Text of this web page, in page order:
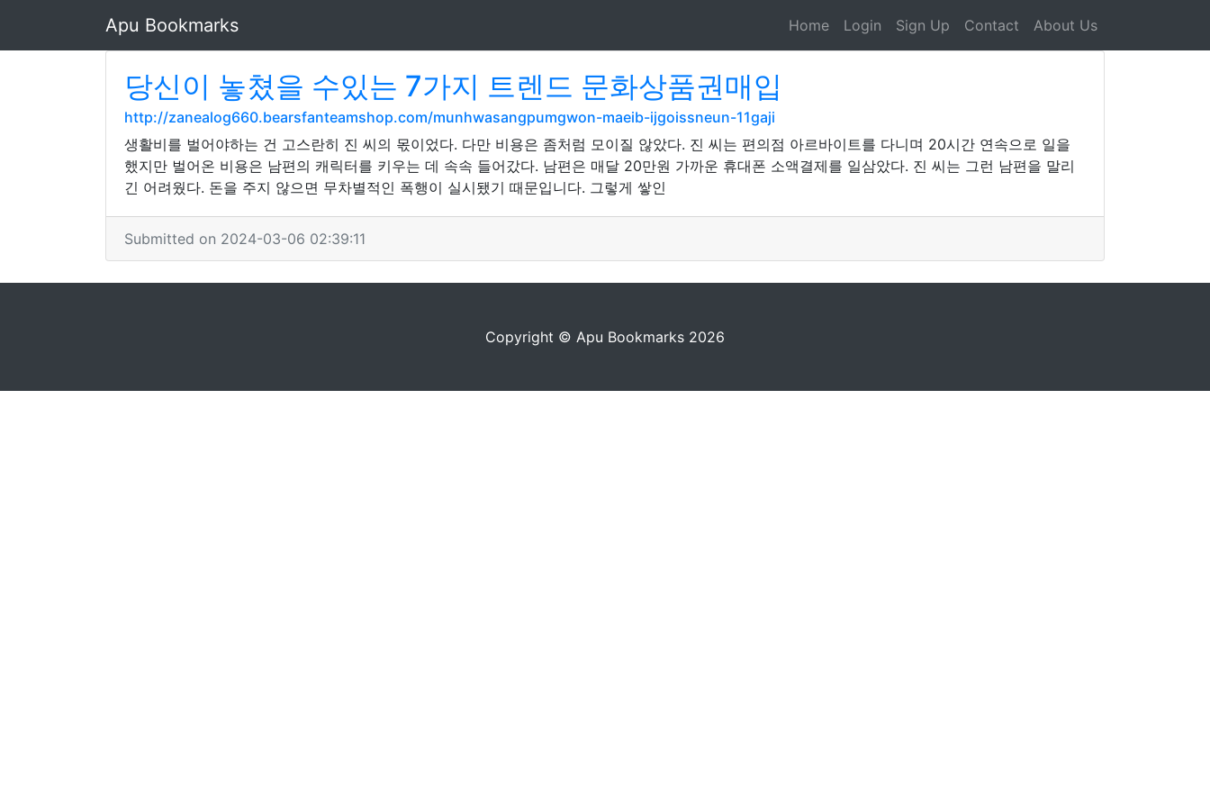
Apu Bookmarks Home Login Sign Up Contact About Us
당신이 놓쳤을 수있는 7가지 트렌드 문화상품권매입
http://zanealog660.bearsfanteamshop.com/munhwasangpumgwon-maeib-ijgoissneun-11gaji
생활비를 벌어야하는 건 고스란히 진 씨의 몫이었다. 다만 비용은 좀처럼 모이질 않았다. 진 씨는 편의점 아르바이트를 다니며 20시간 연속으로 일을
했지만 벌어온 비용은 남편의 캐릭터를 키우는 데 속속 들어갔다. 남편은 매달 20만원 가까운 휴대폰 소액결제를 일삼았다. 진 씨는 그런 남편을 말리
긴 어려웠다. 돈을 주지 않으면 무차별적인 폭행이 실시됐기 때문입니다. 그렇게 쌓인
Submitted on 2024-03-06 02:39:11
Copyright © Apu Bookmarks 2026